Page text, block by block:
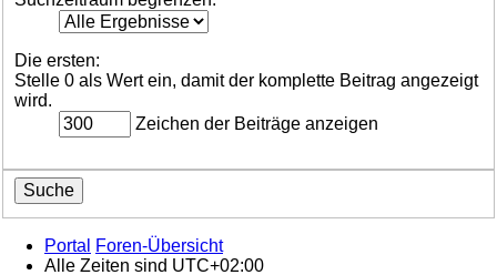
Die ersten:
Stelle 0 als Wert ein, damit der komplette Beitrag angezeigt
wird.
Zeichen der Beiträge anzeigen
Portal
Foren-Übersicht
Alle Zeiten sind UTC+02:00